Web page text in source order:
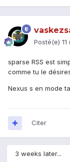
Posté(e)
sparse RSS est
comme tu le
Nexus s en mode
Citer
3 weeks later...